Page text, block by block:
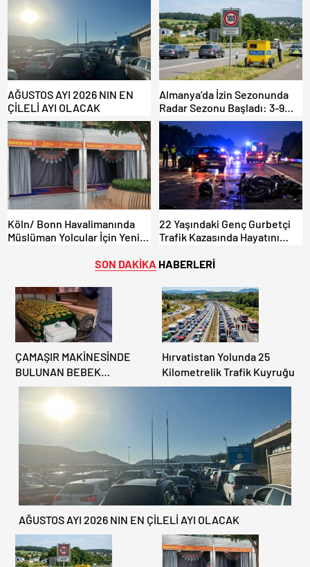
AĞUSTOS AYI 2026 NIN EN
ÇİLELİ AYI OLACAK
Almanya’da İzin Sezonunda
Radar Sezonu Başladı: 3-9
Ağustos’ta Radar Hız
Denetimi Yapılacak!
Köln/ Bonn Havalimanında
Müslüman Yolcular İçin Yeni
22 Yaşındaki Genç Gurbetçi
Trafik Kazasında Hayatını
SON DAKİKA HABERLERİ
ÇAMAŞIR MAKİNESİNDE
BULUNAN BEBEK
CENAZESİ ŞOK ETTİ
Hırvatistan Yolunda 25
Kilometrelik Trafik Kuyruğu
AĞUSTOS AYI 2026 NIN EN ÇİLELİ AYI OLACAK